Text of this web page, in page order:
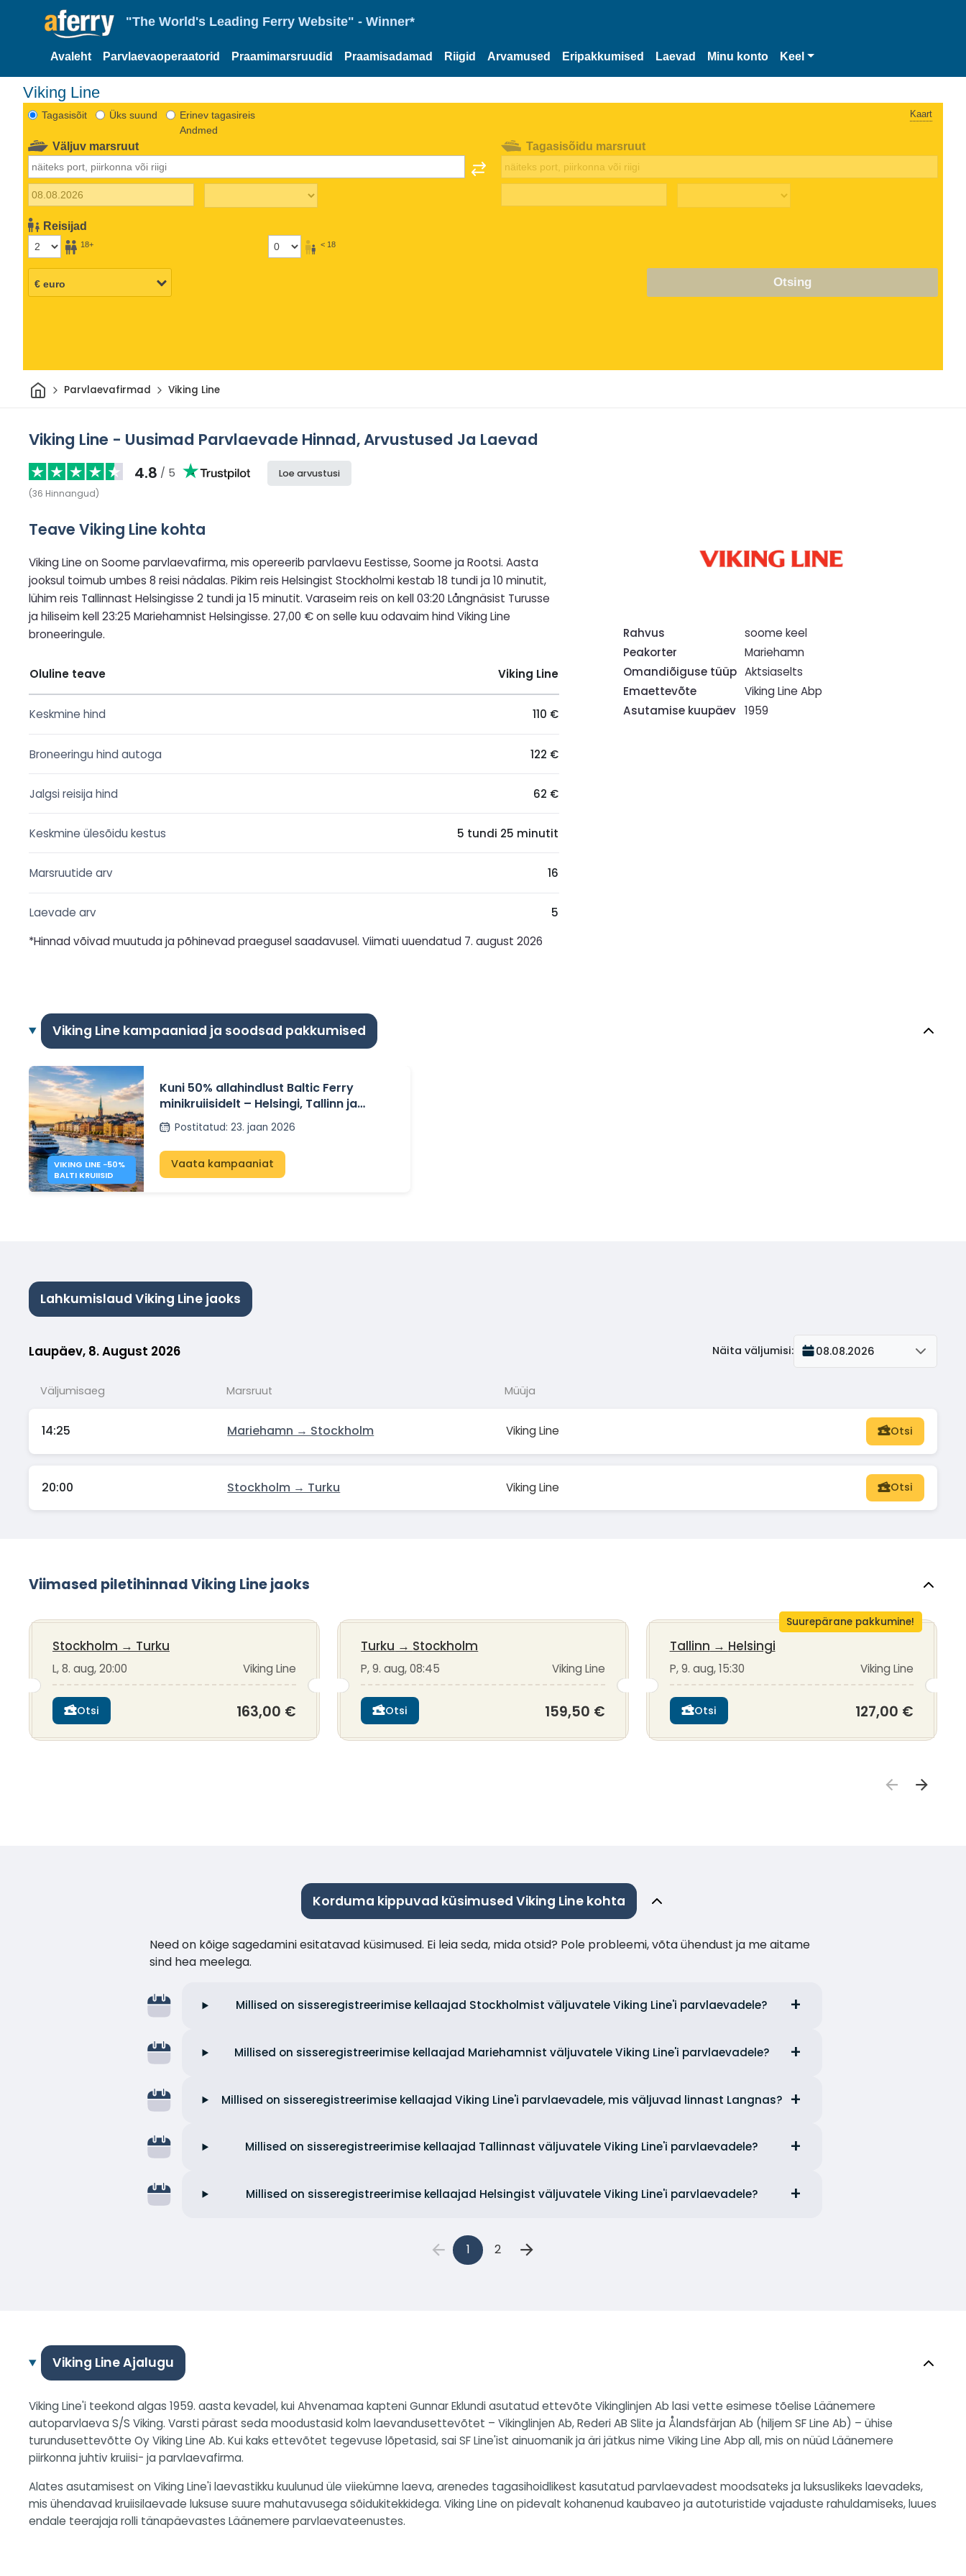
"The World's Leading Ferry Website" - Winner*
Avaleht Parvlaevaoperaatorid Praamimarsruudid Praamisadamad Riigid Arvamused Eripakkumised Laevad Minu konto Keel
Viking Line
Tagasisõit Üks suund
Erinev tagasireis
Andmed
Kaart
Väljuv marsruut
Reisijad
18+ < 18
Tagasisõidu marsruut
Otsing
Avaleht
Parvlaevafirmad Viking Line
Viking Line - Uusimad Parvlaevade Hinnad, Arvustused Ja Laevad
4.8 / 5
(36 Hinnangud)
Loe arvustusi
Teave Viking Line kohta
Viking Line on Soome parvlaevafirma, mis opereerib parvlaevu Eestisse, Soome ja Rootsi. Aasta
jooksul toimub umbes 8 reisi nädalas. Pikim reis Helsingist Stockholmi kestab 18 tundi ja 10 minutit,
lühim reis Tallinnast Helsingisse 2 tundi ja 15 minutit. Varaseim reis on kell 03:20 Långnäsist Turusse
ja hiliseim kell 23:25 Mariehamnist Helsingisse. 27,00 € on selle kuu odavaim hind Viking Line
broneeringule.
Oluline teave Viking Line
Keskmine hind 110 €
Broneeringu hind autoga 122 €
Jalgsi reisija hind 62 €
Keskmine ülesõidu kestus 5 tundi 25 minutit
Marsruutide arv 16
Laevade arv
5
*Hinnad võivad muutuda ja põhinevad praegusel saadavusel. Viimati uuendatud 7. august 2026
Rahvus
soome keel
Peakorter
Mariehamn
Omandiõiguse tüüp Aktsiaselts
Emaettevõte
Viking Line Abp
Asutamise kuupäev 1959
Viking Line kampaaniad ja soodsad pakkumised
VIKING LINE −50%
BALTI KRUIISID
Kuni 50% allahindlust Baltic Ferry
minikruiisidelt – Helsingi, Tallinn ja
Stockholm
Postitatud: 23. jaan 2026
Vaata kampaaniat
Lahkumislaud Viking Line jaoks
Laupäev, 8. August 2026 Näita väljumisi: 08.08.2026
Väljumisaeg Marsruut Müüja
14:25 Mariehamn → Stockholm Viking Line Otsi
20:00 Stockholm → Turku Viking Line Otsi
Viimased piletihinnad Viking Line jaoks
Stockholm → Turku
L, 8. aug, 20:00 Viking Line
Otsi 163,00 €
Turku → Stockholm
P, 9. aug, 08:45 Viking Line
Otsi 159,50 €
Suurepärane pakkumine!
Tallinn → Helsingi
P, 9. aug, 15:30 Viking Line
Otsi 127,00 €
Korduma kippuvad küsimused Viking Line kohta
Need on kõige sagedamini esitatavad küsimused. Ei leia seda, mida otsid? Pole probleemi, võta ühendust ja me aitame
sind hea meelega.
Millised on sisseregistreerimise kellaajad Stockholmist väljuvatele Viking Line'i parvlaevadele?
Millised on sisseregistreerimise kellaajad Mariehamnist väljuvatele Viking Line'i parvlaevadele?
Millised on sisseregistreerimise kellaajad Viking Line'i parvlaevadele, mis väljuvad linnast Langnas?
Millised on sisseregistreerimise kellaajad Tallinnast väljuvatele Viking Line'i parvlaevadele?
Millised on sisseregistreerimise kellaajad Helsingist väljuvatele Viking Line'i parvlaevadele?
1 2
Viking Line Ajalugu
Viking Line'i teekond algas 1959. aasta kevadel, kui Ahvenamaa kapteni Gunnar Eklundi asutatud ettevõte Vikinglinjen Ab lasi vette esimese tõelise Läänemere
autoparvlaeva S/S Viking. Varsti pärast seda moodustasid kolm laevandusettevõtet – Vikinglinjen Ab, Rederi AB Slite ja Ålandsfärjan Ab (hiljem SF Line Ab) – ühise
turundusettevõtte Oy Viking Line Ab. Kui kaks ettevõtet tegevuse lõpetasid, sai SF Line'ist ainuomanik ja äri jätkus nime Viking Line Abp all, mis on nüüd Läänemere
piirkonna juhtiv kruiisi- ja parvlaevafirma.
Alates asutamisest on Viking Line'i laevastikku kuulunud üle viiekümne laeva, arenedes tagasihoidlikest kasutatud parvlaevadest moodsateks ja luksuslikeks laevadeks,
mis ühendavad kruiisilaevade luksuse suure mahutavusega sõidukitekkidega. Viking Line on pidevalt kohanenud kaubaveo ja autoturistide vajaduste rahuldamiseks, luues
endale teerajaja rolli tänapäevastes Läänemere parvlaevateenustes.